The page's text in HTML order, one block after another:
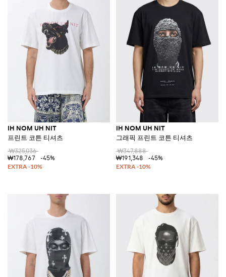
IH NOM UH NIT
프린트 코튼 티셔츠
₩325,036
₩178,767
-45%
IH NOM UH NIT
그래픽 프린트 코튼 티셔츠
₩347,888
₩191,348
-45%